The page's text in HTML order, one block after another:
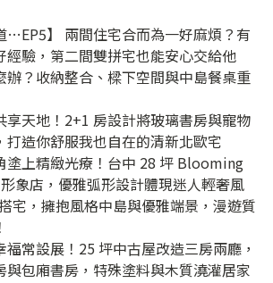
…EP5】 兩間住宅合而為一好麻煩？有
經驗，第二間雙拼宅也能安心交給他
辦？收納整合、樑下空間與中島餐桌重
享天地！2+1 房設計將玻璃書房與寵物
打造你舒服我也自在的清新北歐宅
塗上精緻光療！台中 28 坪 Blooming
象店，優雅弧形設計體現迷人輕奢風
宅，擁抱風格中島與優雅端景，漫遊質
福常設展！25 坪中古屋改造三房兩廳，
與包廂書房，特殊塗料與木質澆灌居家